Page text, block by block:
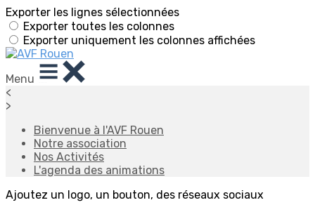
Exporter les lignes sélectionnées
Exporter toutes les colonnes
Exporter uniquement les colonnes affichées
Menu
<
>
Bienvenue à l'AVF Rouen
Notre association
Nos Activités
L'agenda des animations
Ajoutez un logo, un bouton, des réseaux sociaux